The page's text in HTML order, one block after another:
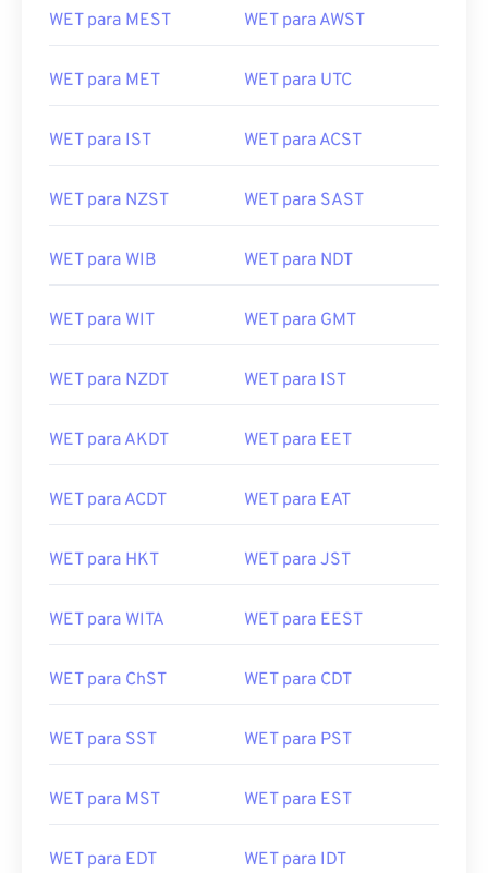
WET para MEST WET para AWST
WET para MET WET para UTC
WET para IST WET para ACST
WET para NZST WET para SAST
WET para WIB WET para NDT
WET para WIT WET para GMT
WET para NZDT WET para IST
WET para AKDT WET para EET
WET para ACDT WET para EAT
WET para HKT WET para JST
WET para WITA WET para EEST
WET para ChST WET para CDT
WET para SST WET para PST
WET para MST WET para EST
WET para EDT WET para IDT